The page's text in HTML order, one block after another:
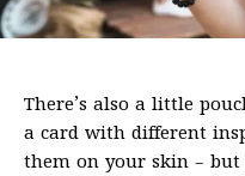
There’s also a little
a card with different
them on your skin – but